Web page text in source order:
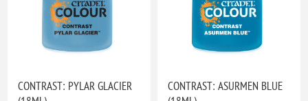
CONTRAST: PYLAR GLACIER
CONTRAST: ASURMEN BLUE